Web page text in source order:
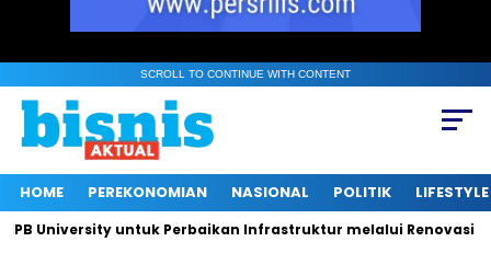
SCROLL TO CONTINUE WITH CONTENT
HOME PEREKONOMIAN NASIONAL POLITIK LIFESTYLE
University untuk Perbaikan Infrastruktur melalui Renovasi